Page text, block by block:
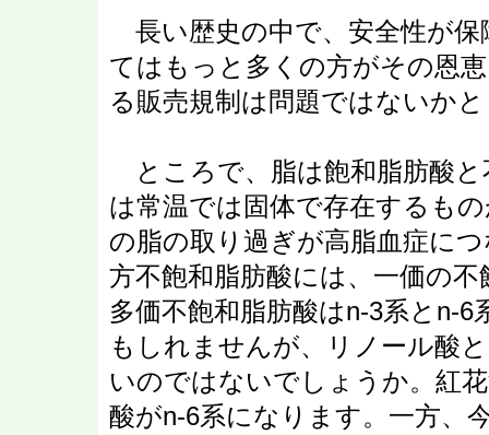
長い歴史の中で、安全性が
てはもっと多くの方がその恩
る販売規制は問題ではないか
ところで、脂は飽和脂肪酸と
は常温では固体で存在するも
の脂の取り過ぎが高脂血症に
方不飽和脂肪酸には、一価の
多価不飽和脂肪酸はn-3系とn-
もしれませんが、リノール酸
いのではないでしょうか。紅
酸がn-6系になります。一方、